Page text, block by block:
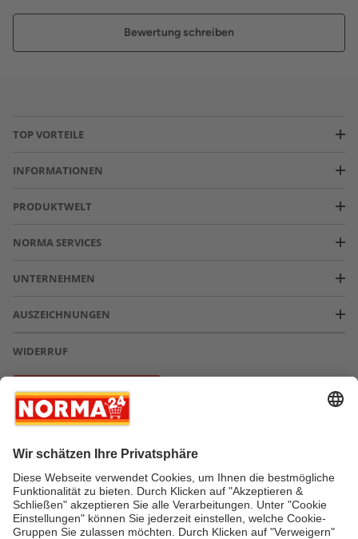
Bewertung schreiben
TOP VORTEILE
INFORMATIONEN
PRODUKTWELT
NORMA SERVICES
UNTERNEHMEN
AUSZEICHNUNGEN
WIDERRUF
Vertrag widerrufen